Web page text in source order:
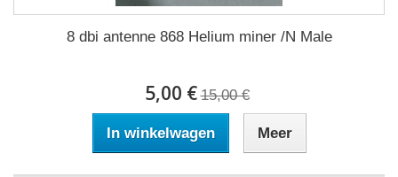
8 dbi antenne 868 Helium miner /N Male
5,00 € 15,00 €
In winkelwagen Meer